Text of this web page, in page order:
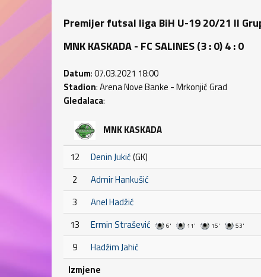
Premijer futsal liga BiH U-19 20/21 II
MNK KASKADA - FC SALINES (3 : 0) 4 : 0
Datum: 07.03.2021 18:00
Stadion: Arena Nove Banke - Mrkonjić Grad
Gledalaca:
MNK KASKADA
12 Denin Jukić(GK)
2
Admir Hankušić
3
Anel Hadžić
13
Ermin Strašević 6' 11' 15' 53'
9
Hadžim Jahić
Izmjene